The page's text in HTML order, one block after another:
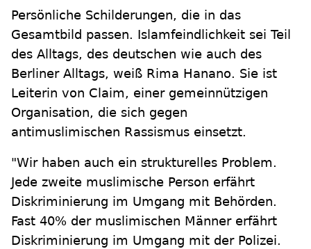
Persönliche Schilderungen, die in das
Gesamtbild passen. Islamfeindlichkeit sei Teil
des Alltags, des deutschen wie auch des
Berliner Alltags, weiß Rima Hanano. Sie ist
Leiterin von Claim, einer gemeinnützigen
Organisation, die sich gegen
antimuslimischen Rassismus einsetzt.
"Wir haben auch ein strukturelles Problem.
Jede zweite muslimische Person erfährt
Diskriminierung im Umgang mit Behörden.
Fast 40% der muslimischen Männer erfährt
Diskriminierung im Umgang mit der Polizei.